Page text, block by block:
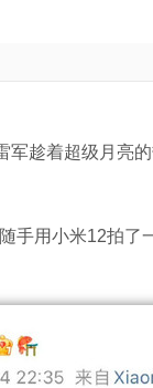
军趁着超级月亮
手用小米12拍了